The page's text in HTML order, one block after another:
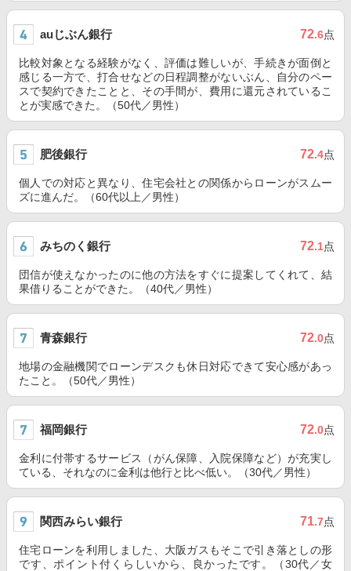
auじぶん銀行 72.6点
比較対象となる経験がなく、評価は難しいが、手続きが面倒と
感じる一方で、打合せなどの日程調整がないぶん、自分のペー
スで契約できたことと、その手間が、費用に還元されているこ
とが実感できた。（50代／男性）
肥後銀行 72.4点
個人での対応と異なり、住宅会社との関係からローンがスムー
ズに進んだ。（60代以上／男性）
みちのく銀行 72.1点
団信が使えなかったのに他の方法をすぐに提案してくれて、結
果借りることができた。（40代／男性）
青森銀行 72.0点
地場の金融機関でローンデスクも休日対応できて安心感があっ
たこと。（50代／男性）
福岡銀行 72.0点
金利に付帯するサービス（がん保障、入院保障など）が充実し
ている、それなのに金利は他行と比べ低い。（30代／男性）
関西みらい銀行 71.7点
住宅ローンを利用しました、大阪ガスもそこで引き落としの形
です、ポイント付くらしいから、良かったです。（30代／女